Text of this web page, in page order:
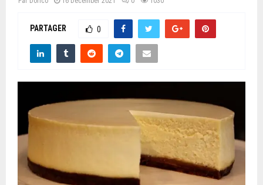
PARTAGER 0